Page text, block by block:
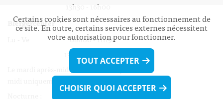
13h30 - 16h00
Biergercenter
Lu - Ve 08h00 - 11h30
13h30 - 16h00
Le mardi après-midi et le vendredi après-
midi uniquement sur Rdv.
Certains cookies sont nécessaires au fonctionnement de
ce site. En outre, certains services externes nécessitent
votre autorisation pour fonctionner.
TOUT ACCEPTER
CHOISIR QUOI ACCEPTER